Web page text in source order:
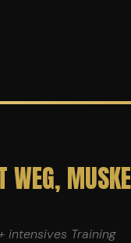
WEG,
intensives Training